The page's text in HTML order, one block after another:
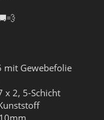
mit Gewebefolie
x 2, 5-Schicht